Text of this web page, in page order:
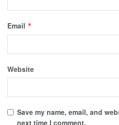
Email *
Website
Save my name, email, and
next time I comment.